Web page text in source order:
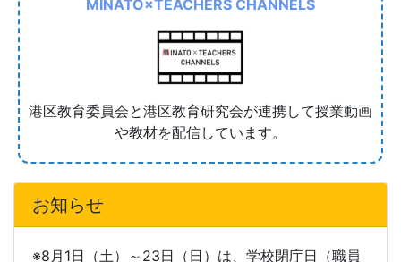
MINATO×TEACHERS CHANNELS
港区教育委員会と港区教育研究会が連携して授業動画
や教材を配信しています。
お知らせ
※8月1日（土）～23日（日）は、学校閉庁日（職員